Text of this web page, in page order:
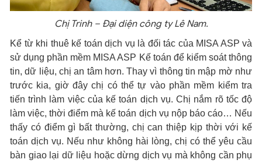
Chị Trinh – Đại diện công ty Lê Nam.
Kể từ khi thuê kế toán dịch vụ là đối tác của MISA ASP và
sử dụng phần mềm MISA ASP Kế toán để kiểm soát thông
tin, dữ liệu, chị an tâm hơn. Thay vì thông tin mập mờ như
trước kia, giờ đây chị có thể tự vào phần mềm kiểm tra
tiến trình làm việc của kế toán dịch vụ. Chị nắm rõ tốc độ
làm việc, thời điểm mà kế toán dịch vụ nộp báo cáo… Nếu
thấy có điểm gì bất thường, chị can thiệp kịp thời với kế
toán dịch vụ. Nếu như không hài lòng, chị có thể yêu cầu
bàn giao lại dữ liệu hoặc dừng dịch vụ mà không cần phụ